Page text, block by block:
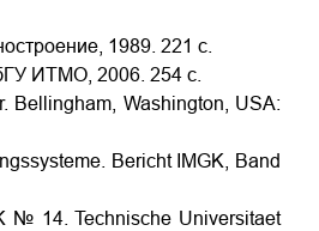
1989. 221 с.
ИТМО, 2006. 254 с.
Bellingham, Washington, USA:
Bericht IMGK, Band
№ 14. Technische Universitaet